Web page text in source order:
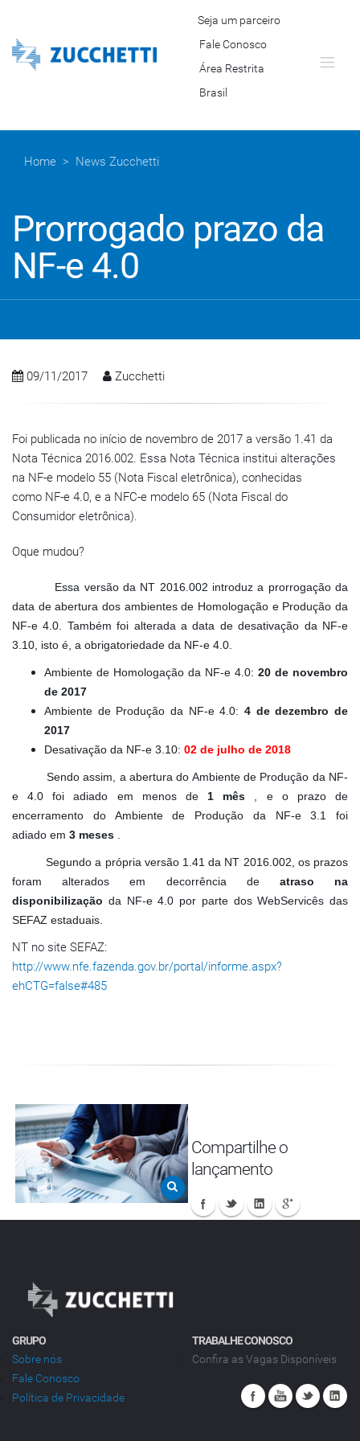
Seja um parceiro
Fale Conosco
Área Restrita
Brasil
Home > News Zucchetti
Prorrogado prazo da
NF-e 4.0
09/11/2017 Zucchetti
Foi publicada no início de novembro de 2017 a versão 1.41 da
Nota Técnica 2016.002. Essa Nota Técnica institui alterações
na NF-e modelo 55 (Nota Fiscal eletrônica), conhecidas
como NF-e 4.0, e a NFC-e modelo 65 (Nota Fiscal do
Consumidor eletrônica).
Oque mudou?
Essa versão da NT 2016.002 introduz a prorrogação da
data de abertura dos ambientes de Homologação e Produção da
NF-e 4.0. Também foi alterada a data de desativação da NF-e
3.10, isto é, a obrigatoriedade da NF-e 4.0.
Ambiente de Homologação da NF-e 4.0: 20 de novembro
de 2017
Ambiente de Produção da NF-e 4.0: 4 de dezembro de
2017
Desativação da NF-e 3.10: 02 de julho de 2018
Sendo assim, a abertura do Ambiente de Produção da NF-
e 4.0 foi adiado em menos de 1 mês
, e o prazo de
encerramento do Ambiente de Produção da NF-e 3.1 foi
adiado em 3 meses
Segundo a própria versão 1.41 da NT 2016.002, os prazos
foram alterados em decorrência de atraso na
disponibilização da NF-e 4.0 por parte dos WebServicês das
SEFAZ estaduais.
NT no site SEFAZ:
http://www.nfe.fazenda.gov.br/portal/informe.aspx?
ehCTG=false#485
Compartilhe o
lançamento
GRUPO
Sobre nós
Fale Conosco
Política de Privacidade
TRABALHE CONOSCO
Confira as Vagas Disponíveis